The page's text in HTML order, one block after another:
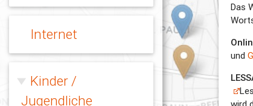
Das
und
Internet
Kinder /
Jugendliche